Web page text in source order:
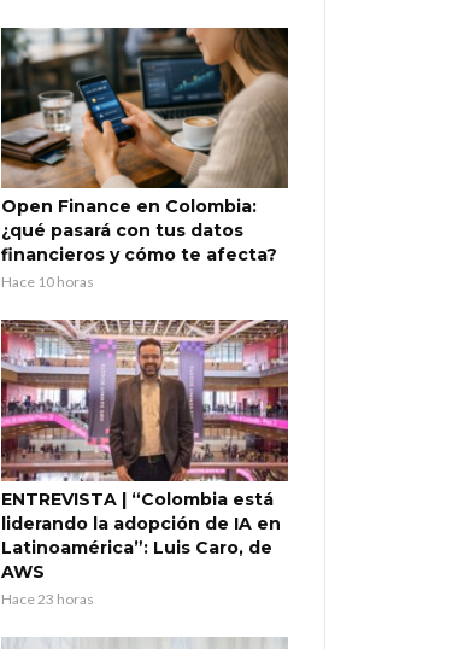
Open Finance en Colombia:
¿qué pasará con tus datos
financieros y cómo te afecta?
Hace 10 horas
ENTREVISTA | “Colombia está
liderando la adopción de IA en
Latinoamérica”: Luis Caro, de
AWS
Hace 23 horas